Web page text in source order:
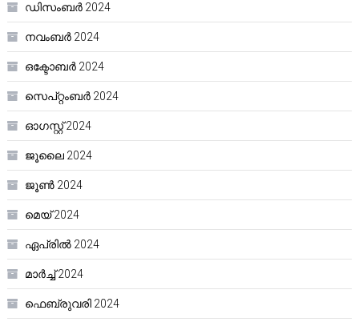
ഡിസംബർ 2024
നവംബർ 2024
ഒക്ടോബർ 2024
സെപ്റ്റംബർ 2024
ഓഗസ്റ്റ്‌ 2024
ജൂലൈ 2024
ജൂൺ 2024
മെയ്‌ 2024
ഏപ്രിൽ 2024
മാർച്ച്‌ 2024
ഫെബ്രുവരി 2024